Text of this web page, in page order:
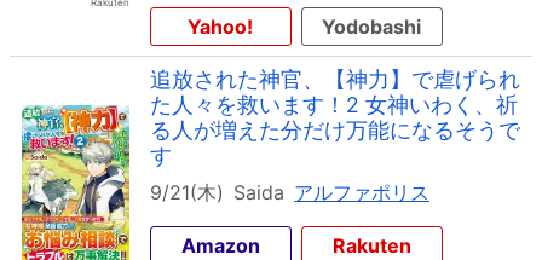
Yahoo!
Yodobashi
追放された神官、【神力】で虐げられ
た人々を救います！2 女神いわく、祈
る人が増えた分だけ万能になるそうで
す
9/21(木) Saida アルファポリス
Amazon
Rakuten